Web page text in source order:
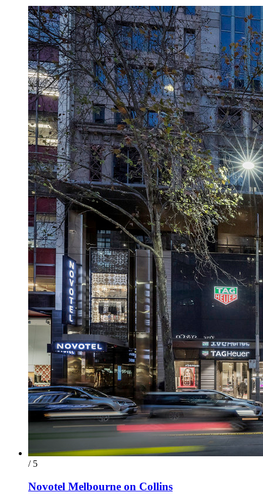
/ 5
Novotel Melbourne on Collins